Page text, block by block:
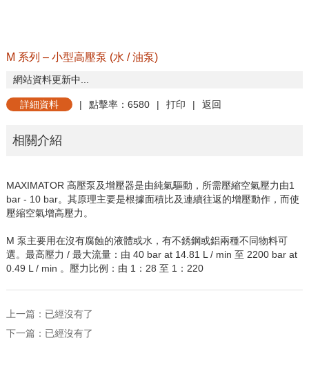
M 系列 – 小型高壓泵 (水 / 油泵)
網站資料更新中...
詳細資料 | 點擊率：6580 | 打印 | 返回
相關介紹
MAXIMATOR 高壓泵及增壓器是由純氣驅動，所需壓縮空氣壓力由1
bar - 10 bar。其原理主要是根據面積比及連續往返的增壓動作，而使
壓縮空氣增高壓力。
M 泵主要用在沒有腐蝕的液體或水，有不銹鋼或鋁兩種不同物料可
選。最高壓力 / 最大流量：由 40 bar at 14.81 L / min 至 2200 bar at
0.49 L / min 。壓力比例：由 1 ： 28 至 1 ： 220
上一篇：已經沒有了
下一篇：已經沒有了